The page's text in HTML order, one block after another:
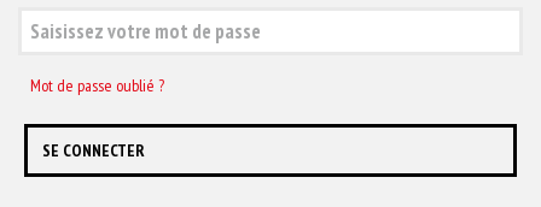
Mot de passe oublié ?